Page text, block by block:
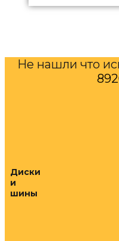
Не нашли что
Диски
и
шины